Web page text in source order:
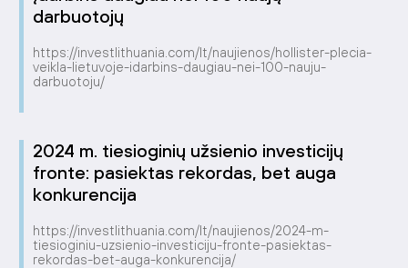
darbuotojų
https://investlithuania.com/lt/naujienos/hollister-plecia-
veikla-lietuvoje-idarbins-daugiau-nei-100-nauju-
darbuotoju/
2024 m. tiesioginių užsienio investicijų
fronte: pasiektas rekordas, bet auga
konkurencija
https://investlithuania.com/lt/naujienos/2024-m-
tiesioginiu-uzsienio-investiciju-fronte-pasiektas-
rekordas-bet-auga-konkurencija/